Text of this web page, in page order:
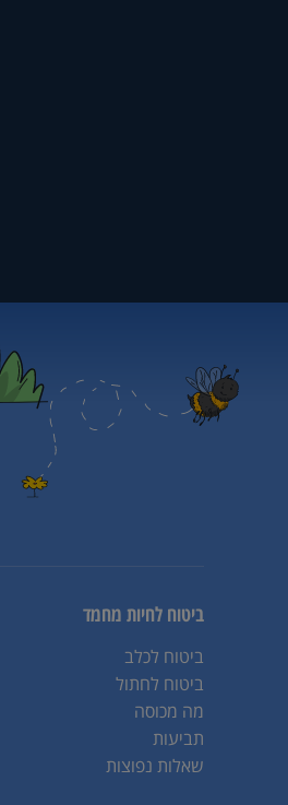
ביטוח לחיות מחמד
ביטוח לכלב
ביטוח לחתול
מה מכוסה
תביעות
שאלות נפוצות